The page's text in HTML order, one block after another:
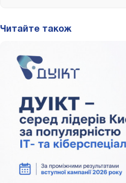
Читайте також